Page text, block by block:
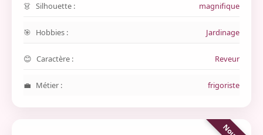
Silhouette : magnifique
Hobbies : Jardinage
Caractère : Reveur
Métier : frigoriste